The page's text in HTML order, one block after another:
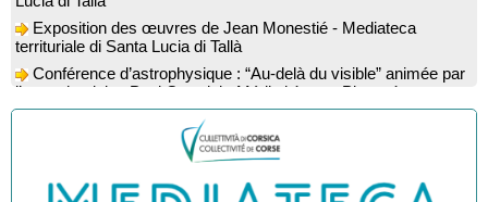
Exposition des œuvres de Jean Monestié - Mediateca
territuriale di Santa Lucia di Tallà
Conférence d’astrophysique : “Au-delà du visible” animée par
l’astrophysicien Paul Guerrini - Médiathèque - Pitretu è
Bicchisgià
Exposition des œuvres de Dominique Malberti Morin :
"Racines, peintures acryliques et aquarelles" - Mediateca
territuriale di Santa Lucia di Tallà
Animation : "Petits lecteurs" - Médiathèque - Pitretu è